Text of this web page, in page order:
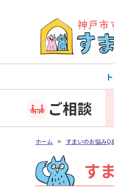
ご相談
ホーム > すまいのお悩み
す